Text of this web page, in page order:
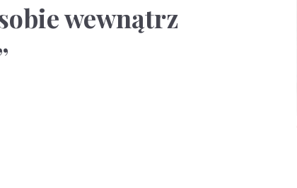
wewnątrz